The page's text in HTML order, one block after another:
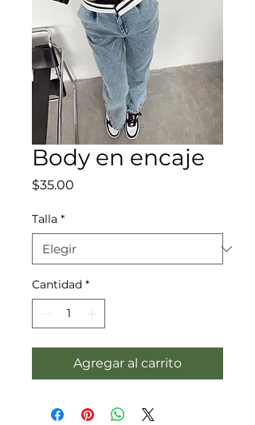
Body en encaje
$35.00
Talla *
Cantidad *
Agregar al carrito